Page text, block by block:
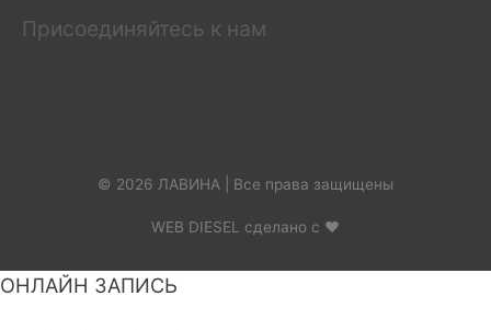
Присоединяйтесь к нам
© 2026 ЛАВИНА | Все права защищены
WEB DIESEL сделано с ❤
Пролистать
ОНЛАЙН ЗАПИСЬ